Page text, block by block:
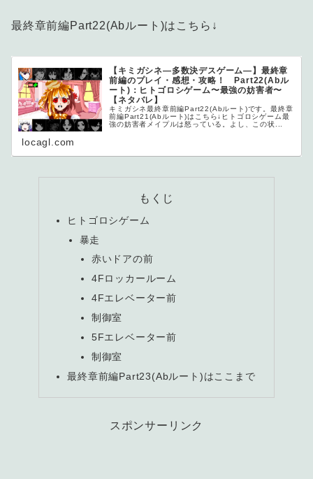
最終章前編Part22(Abルート)はこちら↓
【キミガシネ―多数決デスゲーム―】最終章
前編のプレイ・感想・攻略！ Part22(Abル
ート)：ヒトゴロシゲーム〜最強の妨害者〜
【ネタバレ】
キミガシネ最終章前編Part22(Abルート)です。最終章
前編Part21(Abルート)はこちら↓ヒトゴロシゲーム最
強の妨害者メイプルは怒っている。よし、この状...
locagl.com
もくじ
ヒトゴロシゲーム
暴走
赤いドアの前
4Fロッカールーム
4Fエレベーター前
制御室
5Fエレベーター前
制御室
最終章前編Part23(Abルート)はここまで
スポンサーリンク